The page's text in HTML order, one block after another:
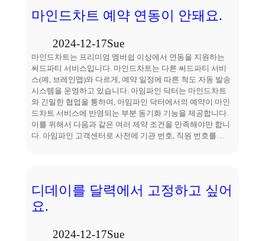
마인드차트 예약 연동이 안돼요.
2024-12-17Sue
마인드차트는 프리미엄 멤버쉽 이상에서 연동을 지원하는
써드파티 서비스입니다. 마인드차트는 다른 써드파티 서비
스(예, 브레인맵)와 다르게, 예약 일정에 따른 척도 자동 발송
시스템을 운영하고 있습니다. 아임파인 닥터는 마인드차트
와 긴밀한 협업을 통하여, 아임파인 닥터에서의 예약이 마인
드차트 서비스에 반영되는 부분 동기화 기능을 제공합니다.
이를 위해서 다음과 같은 여러 제약 조건을 만족해야만 합니
다. 아임파인 고객센터로 사전에 기관 번호, 직원 번호를…
디데이를 달력에서 고정하고 싶어
요.
2024-12-17Sue